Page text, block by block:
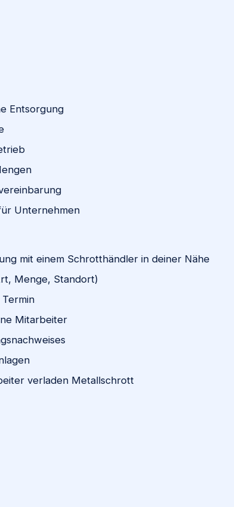
Entsorgung
Unternehmen
mit einem Schrotthändler in deiner Nähe
Menge, Standort)
Mitarbeiter